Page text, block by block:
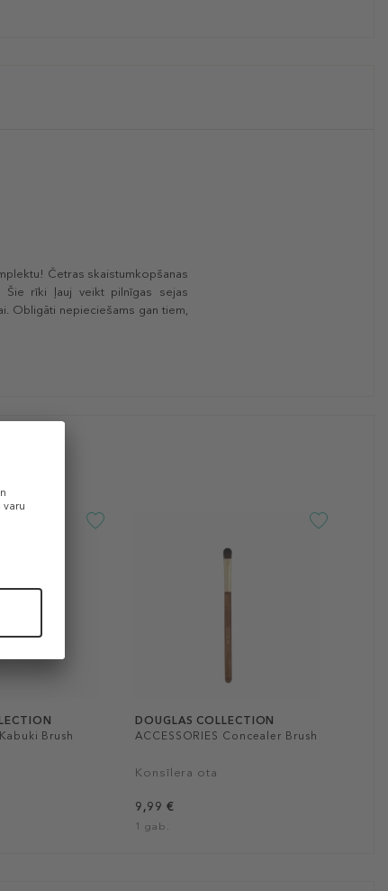
Četras skaistumkopšanas
Šie rīki ļauj veikt pilnīgas sejas
Obligāti nepieciešams gan tiem,
Brush
DOUGLAS COLLECTION
ACCESSORIES Concealer Brush
Konsīlera ota
9,99 €
1 gab.